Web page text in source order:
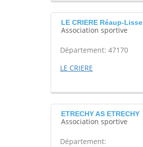
LE CRIERE Réaup-Lisse
Association sportive
Département: 47170
LE CRIERE
ETRECHY AS ETRECHY
Association sportive
Département: